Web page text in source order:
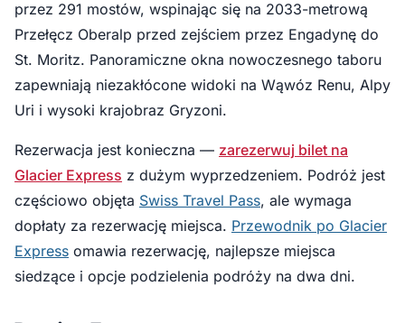
przez 291 mostów, wspinając się na 2033-metrową
Przełęcz Oberalp przed zejściem przez Engadynę do
St. Moritz. Panoramiczne okna nowoczesnego taboru
zapewniają niezakłócone widoki na Wąwóz Renu, Alpy
Uri i wysoki krajobraz Gryzoni.
Rezerwacja jest konieczna — zarezerwuj bilet na
Glacier Express z dużym wyprzedzeniem. Podróż jest
częściowo objęta Swiss Travel Pass, ale wymaga
dopłaty za rezerwację miejsca. Przewodnik po Glacier
Express omawia rezerwację, najlepsze miejsca
siedzące i opcje podzielenia podróży na dwa dni.